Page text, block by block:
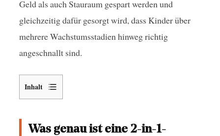
Geld als auch Stauraum gespart werden und
gleichzeitig dafür gesorgt wird, dass Kinder über
mehrere Wachstumsstadien hinweg richtig
angeschnallt sind.
Inhalt
1
genau
Was genau ist eine 2-in-1-